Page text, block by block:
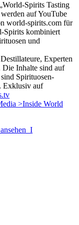
Spirits Tasting
auf YouTube
world-spirits.com für
Spirits kombiniert
und
Experten
Die Inhalte sind auf
Spirituosen-
Exklusiv auf
>Inside World
I